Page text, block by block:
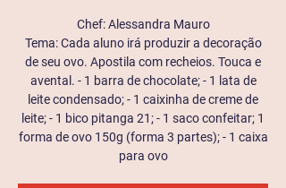
Chef: Alessandra Mauro
Tema: Cada aluno irá produzir a decoração
de seu ovo. Apostila com recheios. Touca e
avental. - 1 barra de chocolate; - 1 lata de
leite condensado; - 1 caixinha de creme de
leite; - 1 bico pitanga 21; - 1 saco confeitar; 1
forma de ovo 150g (forma 3 partes); - 1 caixa
para ovo